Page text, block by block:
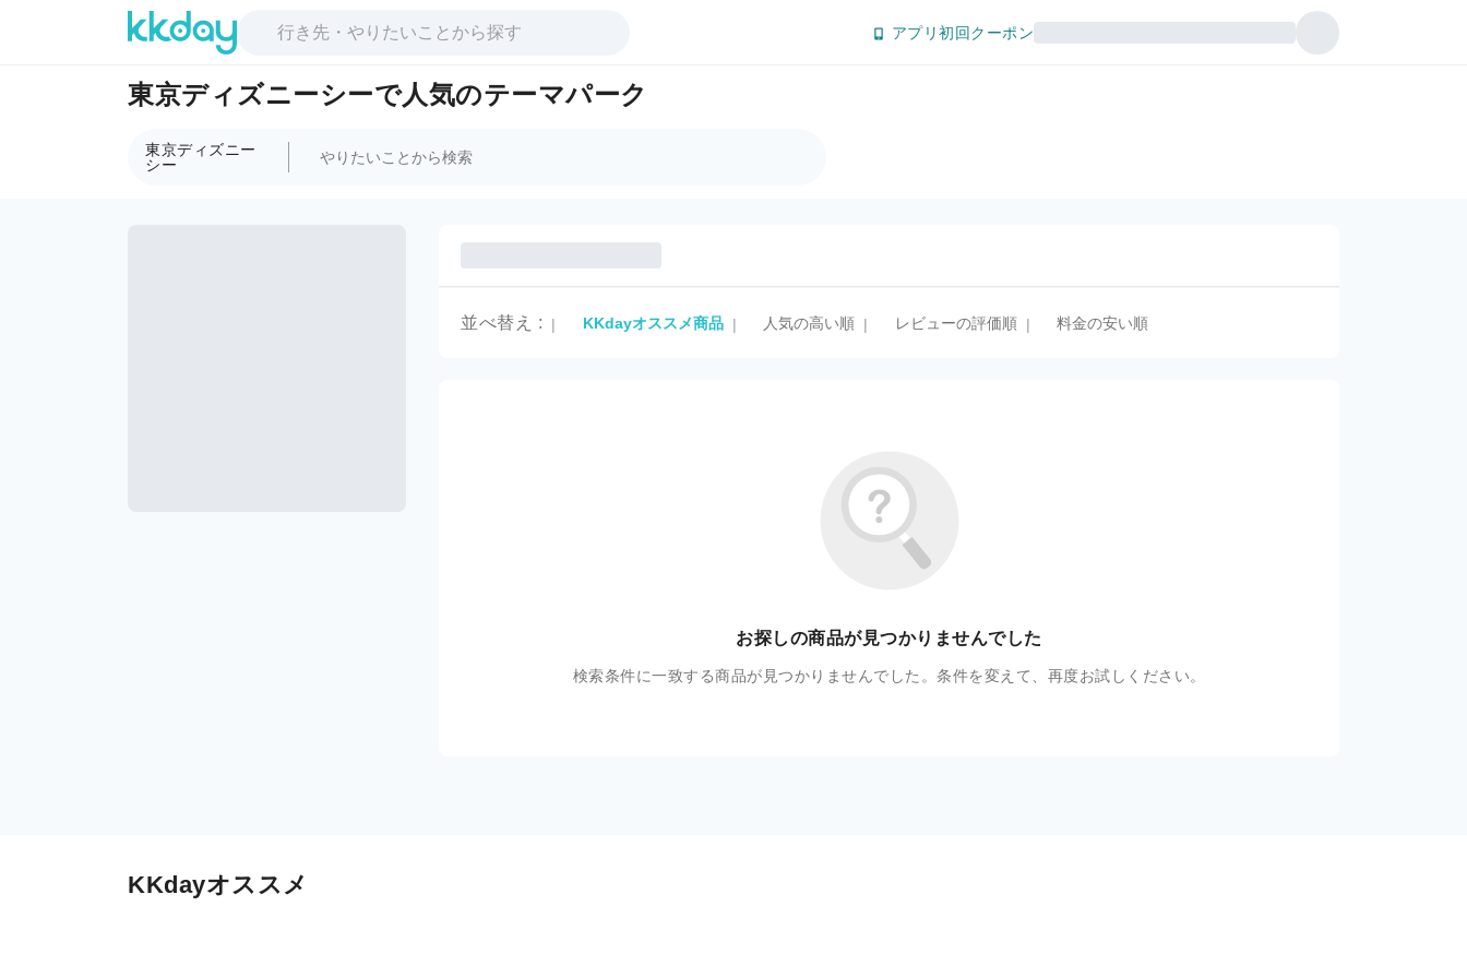
アプリ初回クーポン
東京ディズニーシーで人気のテーマパーク
東京ディズニー
シー
並べ替え : | KKdayオススメ商品 | 人気の高い順 | レビューの評価順 | 料金の安い順
お探しの商品が見つかりませんでした
検索条件に一致する商品が見つかりませんでした。条件を変えて、再度お試しください。
KKdayオススメ